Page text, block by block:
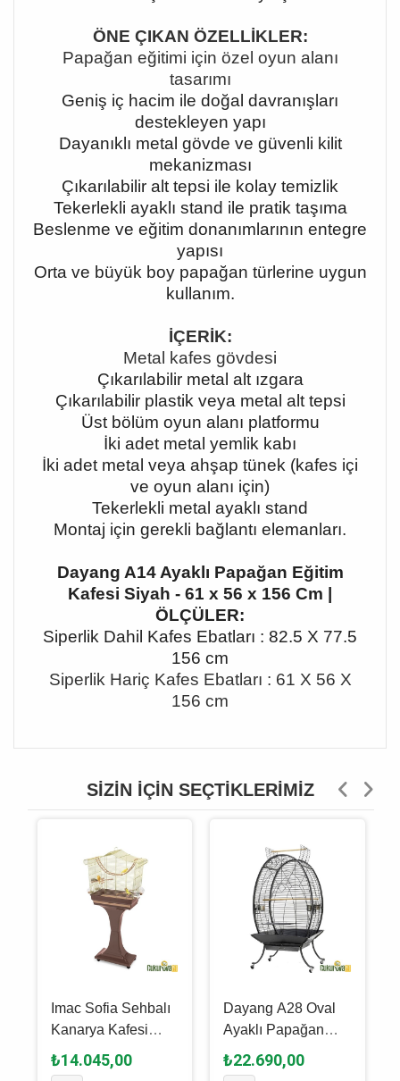
ÖNE ÇIKAN ÖZELLİKLER:
Papağan eğitimi için özel oyun alanı
tasarımı
Geniş iç hacim ile doğal davranışları
destekleyen yapı
Dayanıklı metal gövde ve güvenli kilit
mekanizması
Çıkarılabilir alt tepsi ile kolay temizlik
Tekerlekli ayaklı stand ile pratik taşıma
Beslenme ve eğitim donanımlarının entegre
yapısı
Orta ve büyük boy papağan türlerine uygun
kullanım.
İÇERİK:
Metal kafes gövdesi
Çıkarılabilir metal alt ızgara
Çıkarılabilir plastik veya metal alt tepsi
Üst bölüm oyun alanı platformu
İki adet metal yemlik kabı
İki adet metal veya ahşap tünek (kafes içi
ve oyun alanı için)
Tekerlekli metal ayaklı stand
Montaj için gerekli bağlantı elemanları.
Dayang A14 Ayaklı Papağan Eğitim
Kafesi Siyah - 61 x 56 x 156 Cm |
ÖLÇÜLER:
Siperlik Dahil Kafes Ebatları : 82.5 X 77.5
156 cm
Siperlik Hariç Kafes Ebatları : 61 X 56 X
156 cm
SIZIN İÇIN SEÇTIKLERIMIZ
Imac Sofia Sehbalı
Kanarya Kafesi
62.5 x 33 x 61 / 132
Cm
₺14.045,00
Dayang A28 Oval
Ayaklı Papağan
Kafesi Siyah - 89 x
60 x 159 Cm
₺22.690,00